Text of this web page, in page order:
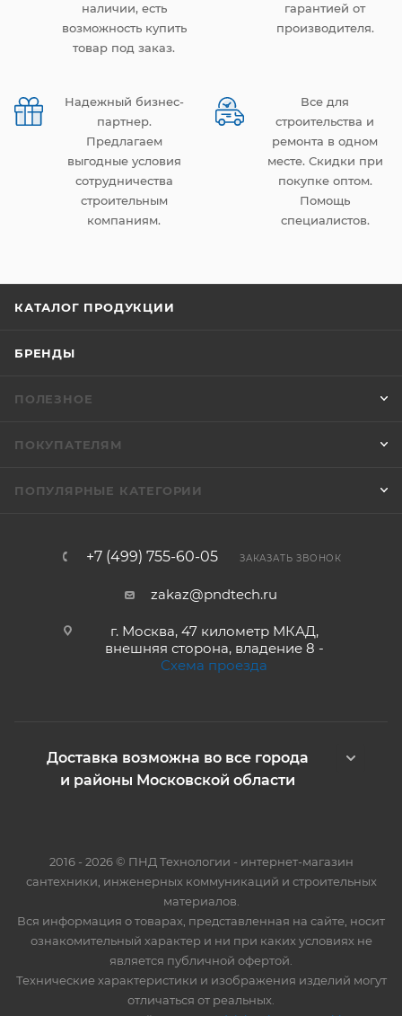
наличии, есть
возможность купить
товар под заказ.
гарантией от
производителя.
Надежный бизнес-
партнер.
Предлагаем
выгодные условия
сотрудничества
строительным
компаниям.
Все для
строительства и
ремонта в одном
месте. Скидки при
покупке оптом.
Помощь
специалистов.
КАТАЛОГ ПРОДУКЦИИ
БРЕНДЫ
ПОЛЕЗНОЕ
ПОКУПАТЕЛЯМ
ПОПУЛЯРНЫЕ КАТЕГОРИИ
+7 (499) 755-60-05 ЗАКАЗАТЬ ЗВОНОК
zakaz@pndtech.ru
г. Москва, 47 километр МКАД,
внешняя сторона, владение 8 -
Схема проезда
Доставка возможна во все города
и районы Московской области
2016 - 2026 © ПНД Технологии - интернет-магазин
сантехники, инженерных коммуникаций и строительных
материалов.
Вся информация о товарах, представленная на сайте, носит
ознакомительный характер и ни при каких условиях не
является публичной офертой.
Технические характеристики и изображения изделий могут
отличаться от реальных.